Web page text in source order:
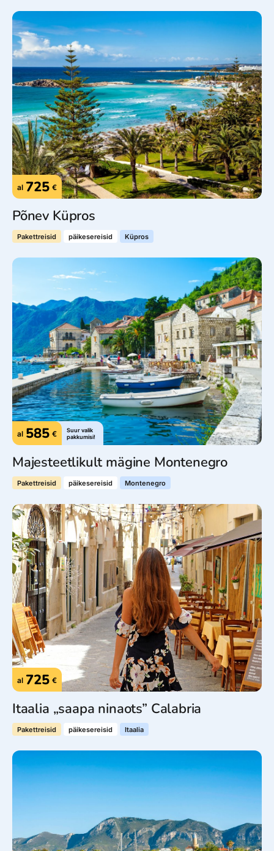
al 725 €
Põnev Küpros
Pakettreisid päikesereisid Küpros
al 585 €
Suur valik
pakkumisi!
Majesteetlikult mägine Montenegro
Pakettreisid päikesereisid Montenegro
al 725 €
Itaalia „saapa ninaots” Calabria
Pakettreisid päikesereisid Itaalia